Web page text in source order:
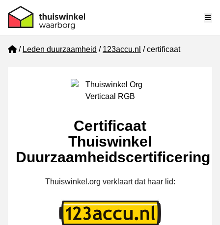
Home
Leden duurzaamheid 123accu.nl certificaat
Certificaat
Thuiswinkel
Duurzaamheidscertificering
Thuiswinkel.org verklaart dat haar lid: